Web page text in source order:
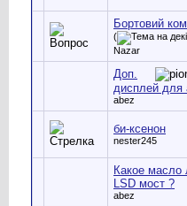
Бортовий
(
Nazar
Доп.
дисплей для
abez
би-ксенон
nester245
Какое масло
LSD мост ?
abez